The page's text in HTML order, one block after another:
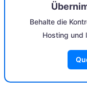
Behalte die
Hosting und